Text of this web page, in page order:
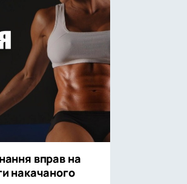
вправ на
накачаного